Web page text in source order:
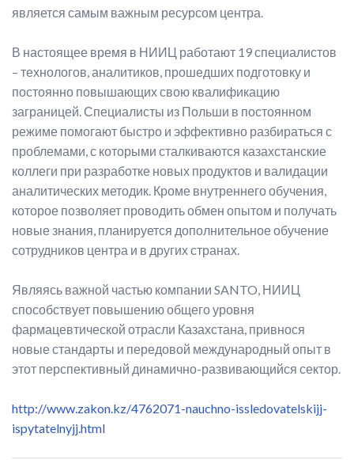
является самым важным ресурсом центра.
В настоящее время в НИИЦ работают 19 специалистов
– технологов, аналитиков, прошедших подготовку и
постоянно повышающих свою квалификацию
заграницей. Специалисты из Польши в постоянном
режиме помогают быстро и эффективно разбираться с
проблемами, с которыми сталкиваются казахстанские
коллеги при разработке новых продуктов и валидации
аналитических методик. Кроме внутреннего обучения,
которое позволяет проводить обмен опытом и получать
новые знания, планируется дополнительное обучение
сотрудников центра и в других странах.
Являясь важной частью компании SANTO, НИИЦ
способствует повышению общего уровня
фармацевтической отрасли Казахстана, привнося
новые стандарты и передовой международный опыт в
этот перспективный динамично-развивающийся сектор.
http://www.zakon.kz/4762071-nauchno-issledovatelskijj-
ispytatelnyjj.html